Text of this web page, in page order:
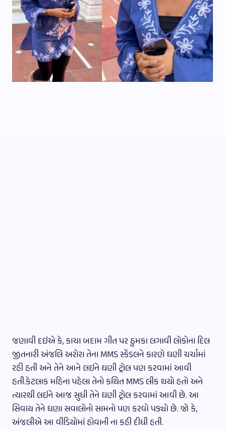
જણાવી દઇએ કે, કાચા બદામ ગીત પર ઠુમકા લગાવી લોકોના દિલ
જીતનારી અંજલિ અરોરા તેના MMS સ્કેંડલને કારણે ઘણી ચર્ચામાં
રહી હતી અને તેને આને લઇને ઘણી ટ્રોલ પણ કરવામાં આવી
હતી.કેટલાક મહિના પહેલા તેનો કથિત MMS લીક થયો હતો અને
ત્યારથી લઇને આજ સુધી તેને ઘણી ટ્રોલ કરવામાં આવી છે. આ
સિવાય તેને ઘણા સવાલોનો સામનો પણ કરવો પડ્યો છે. જો કે,
અંજલીએ આ વીડિયોમાં હોવાની ના કહી દીધી હતી.